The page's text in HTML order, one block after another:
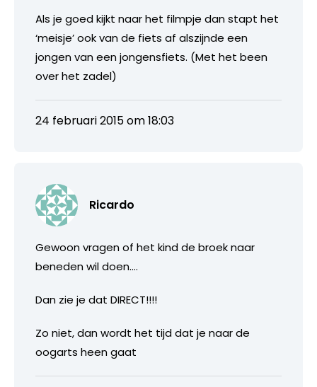
Als je goed kijkt naar het filmpje dan stapt het
‘meisje’ ook van de fiets af alszijnde een
jongen van een jongensfiets. (Met het been
over het zadel)
24 februari 2015 om 18:03
Ricardo
Gewoon vragen of het kind de broek naar
beneden wil doen….
Dan zie je dat DIRECT!!!!
Zo niet, dan wordt het tijd dat je naar de
oogarts heen gaat